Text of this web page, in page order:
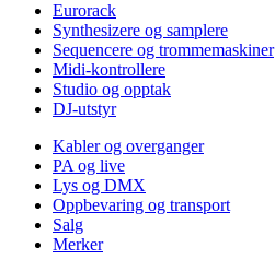
Eurorack
Synthesizere og samplere
Sequencere og trommemaskiner
Midi-kontrollere
Studio og opptak
DJ-utstyr
Kabler og overganger
PA og live
Lys og DMX
Oppbevaring og transport
Salg
Merker